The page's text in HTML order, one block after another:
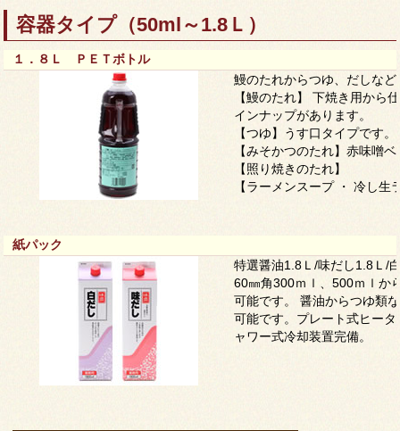
容器タイプ（50ml～1.8Ｌ）
１．８Ｌ ＰＥＴボトル
鰻のたれからつゆ、だしな
【鰻のたれ】 下焼き用から
インナップがあります。
【つゆ】うす口タイプです。
【みそかつのたれ】赤味噌
【照り焼きのたれ】
【ラーメンスープ ・ 冷し生
紙パック
特選醤油1.8Ｌ/味だし1.8Ｌ/
60㎜角300ｍｌ、500ｍｌか
可能です。 醤油からつゆ類
可能です。プレート式ヒー
ャワー式冷却装置完備。